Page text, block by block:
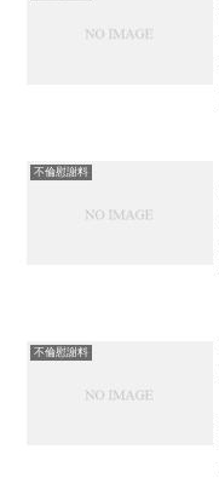
不倫慰謝料
不倫慰謝料